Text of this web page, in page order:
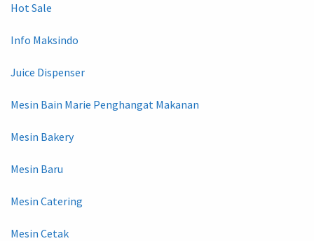
Hot Sale
Info Maksindo
Juice Dispenser
Mesin Bain Marie Penghangat Makanan
Mesin Bakery
Mesin Baru
Mesin Catering
Mesin Cetak